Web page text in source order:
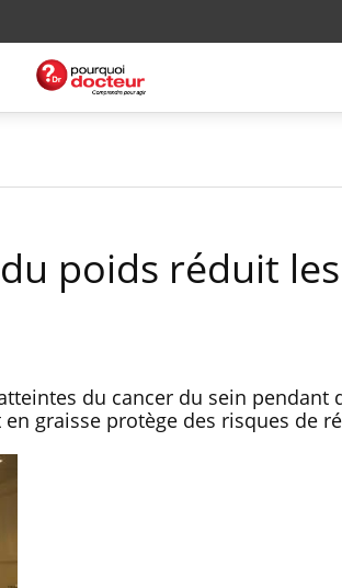
poids réduit les
du cancer du sein pendant
graisse protège des risques de